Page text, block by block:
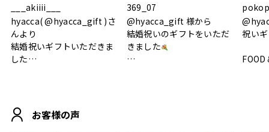
___akiiii___
hyacca( @hyacca_gift )さ
んより
結婚祝いギフトいただきま
した
おうちカフェもお洒落にな
369_07
@hyacca_gift 様から
結婚祝いのギフトをいただ
きました
祝い
FOOD
お客様の声